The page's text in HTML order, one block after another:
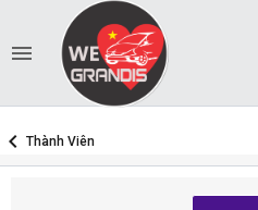
Thành Viên